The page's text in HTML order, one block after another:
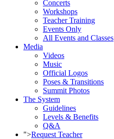
Concerts
Workshops
Teacher Training
Events Only
All Events and Classes
Media
Videos
Music
Official Logos
Poses & Transitions
Summit Photos
The System
Guidelines
Levels & Benefits
Q&A
">Request Teacher